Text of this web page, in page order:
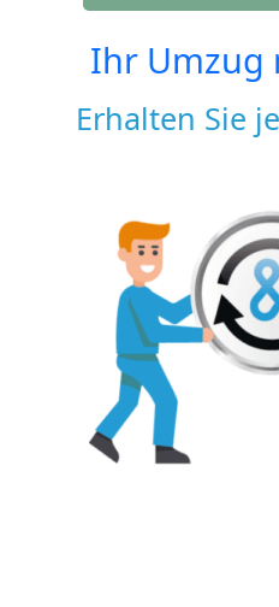
Ihr Umzug
Erhalten Sie